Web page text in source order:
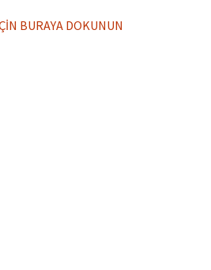
BURAYA DOKUNUN